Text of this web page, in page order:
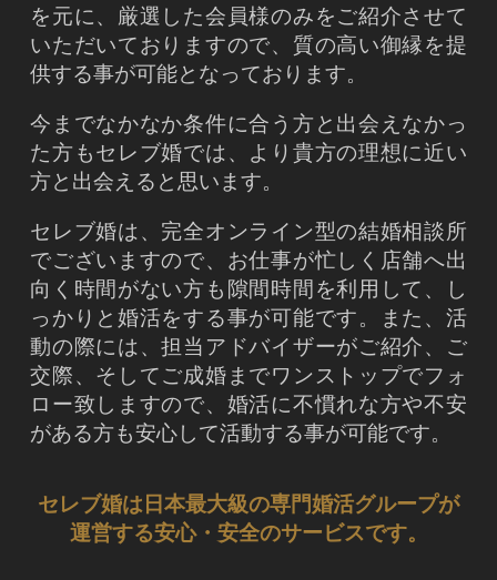
を元に、厳選した会員様のみをご紹介させて
いただいておりますので、質の高い御縁を提
供する事が可能となっております。
今までなかなか条件に合う方と出会えなかっ
た方もセレブ婚では、より貴方の理想に近い
方と出会えると思います。
セレブ婚は、完全オンライン型の結婚相談所
でございますので、お仕事が忙しく店舗へ出
向く時間がない方も隙間時間を利用して、し
っかりと婚活をする事が可能です。また、活
動の際には、担当アドバイザーがご紹介、ご
交際、そしてご成婚までワンストップでフォ
ロー致しますので、婚活に不慣れな方や不安
がある方も安心して活動する事が可能です。
セレブ婚は日本最大級の専門婚活グループが
運営する安心・安全のサービスです。